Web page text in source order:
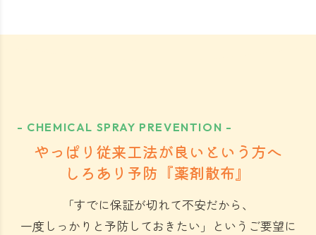
- CHEMICAL SPRAY PREVENTION -
やっぱり従来工法が良いという方へ
しろあり予防『薬剤散布』
「すでに保証が切れて不安だから、
一度しっかりと予防しておきたい」 というご要望に